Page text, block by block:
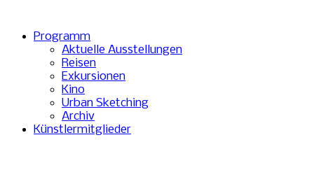
Programm
Aktuelle Ausstellungen
Reisen
Exkursionen
Kino
Urban Sketching
Archiv
Künstlermitglieder